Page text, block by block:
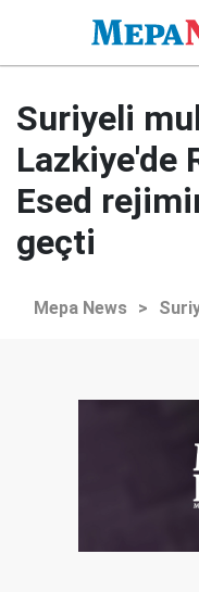
Suriyeli
Lazkiye'de
Esed
geçti
Mepa News >